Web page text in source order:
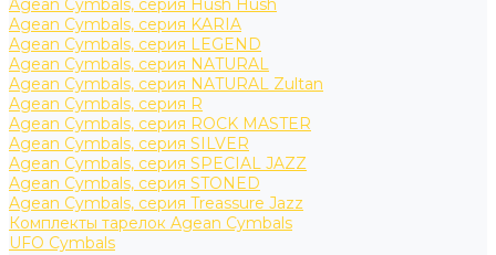
Agean Cymbals, серия Hush Hush
Agean Cymbals, серия KARIA
Agean Cymbals, серия LEGEND
Agean Cymbals, серия NATURAL
Agean Cymbals, серия NATURAL Zultan
Agean Cymbals, серия R
Agean Cymbals, серия ROCK MASTER
Agean Cymbals, серия SILVER
Agean Cymbals, серия SPECIAL JAZZ
Agean Cymbals, серия STONED
Agean Cymbals, серия Treassure Jazz
Комплекты тарелок Agean Cymbals
UFO Cymbals